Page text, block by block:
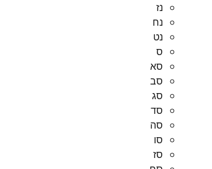
נז
נח
נט
ס
סא
סב
סג
סד
סה
סו
סז